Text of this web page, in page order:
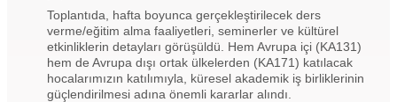
Toplantıda, hafta boyunca gerçekleştirilecek ders
verme/eğitim alma faaliyetleri, seminerler ve kültürel
etkinliklerin detayları görüşüldü. Hem Avrupa içi (KA131)
hem de Avrupa dışı ortak ülkelerden (KA171) katılacak
hocalarımızın katılımıyla, küresel akademik iş birliklerinin
güçlendirilmesi adına önemli kararlar alındı.